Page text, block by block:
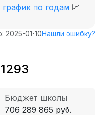
график по годам 📈
2025-01-10Нашли ошибку?
Бюджет школы
706 289 865 руб.